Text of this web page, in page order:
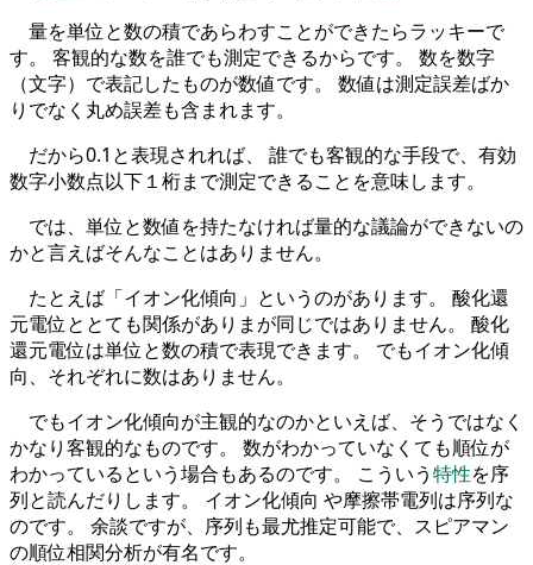
量を単位と数の積であらわすことができたらラッキーで
す。 客観的な数を誰でも測定できるからです。 数を数字
（文字）で表記したものが数値です。 数値は測定誤差ばか
りでなく丸め誤差も含まれます。
だから0.1と表現されれば、 誰でも客観的な手段で、有効
数字小数点以下１桁まで測定できることを意味します。
では、単位と数値を持たなければ量的な議論ができないの
かと言えばそんなことはありません。
たとえば「イオン化傾向」というのがあります。 酸化還
元電位ととても関係がありまが同じではありません。 酸化
還元電位は単位と数の積で表現できます。 でもイオン化傾
向、それぞれに数はありません。
でもイオン化傾向が主観的なのかといえば、そうではなく
かなり客観的なものです。 数がわかっていなくても順位が
わかっているという場合もあるのです。 こういう特性を序
列と読んだりします。 イオン化傾向 や摩擦帯電列は序列な
のです。 余談ですが、序列も最尤推定可能で、スピアマン
の順位相関分析が有名です。